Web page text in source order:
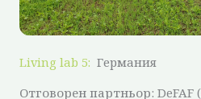
Living lab 5: Германия
Отговорен партньор: DeFAF (